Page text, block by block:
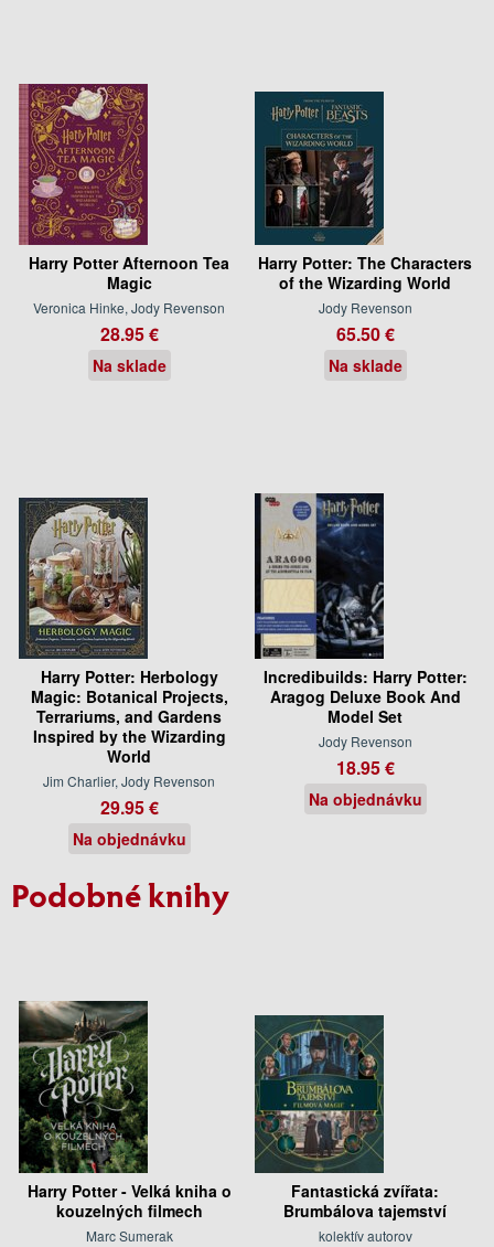
Harry Potter Afternoon Tea
Magic
Veronica Hinke, Jody Revenson
28.95 €
Na sklade
Harry Potter: The Characters
of the Wizarding World
Jody Revenson
65.50 €
Na sklade
Harry Potter: Herbology
Magic: Botanical Projects,
Terrariums, and Gardens
Inspired by the Wizarding
World
Jim Charlier, Jody Revenson
29.95 €
Na objednávku
Incredibuilds: Harry Potter:
Aragog Deluxe Book And
Model Set
Jody Revenson
18.95 €
Na objednávku
Podobné knihy
Harry Potter - Velká kniha o
kouzelných filmech
Marc Sumerak
Fantastická zvířata:
Brumbálova tajemství
kolektív autorov